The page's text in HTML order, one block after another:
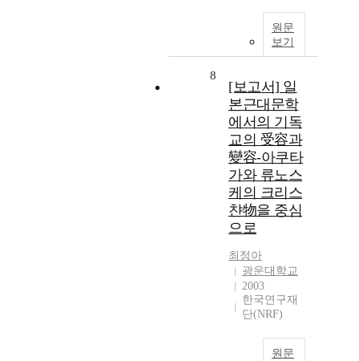
원문
보기
8
[보고서] 일
본근대문학
에서의 기독
교의 受容과
變容-아쿠타
가와 류노스
케의 크리스
챤物을 중심
으로
최정아
광운대학교
2003
한국연구재
단(NRF)
원문